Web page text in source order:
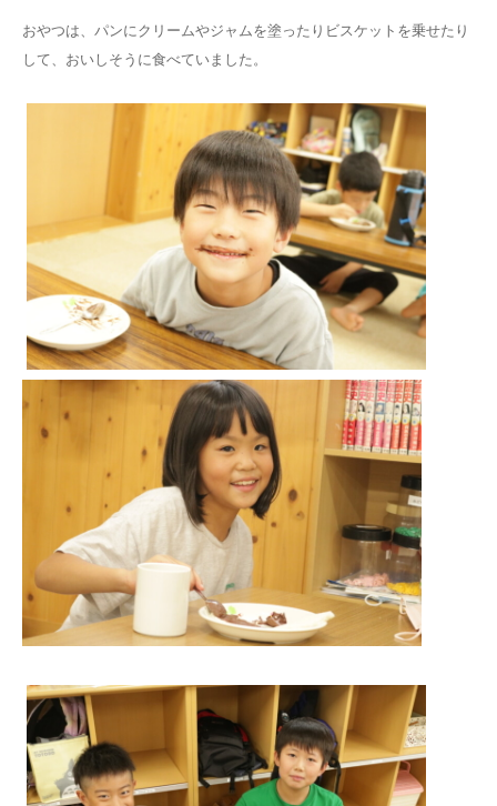
おやつは、パンにクリームやジャムを塗ったりビスケットを乗せたり
して、おいしそうに食べていました。